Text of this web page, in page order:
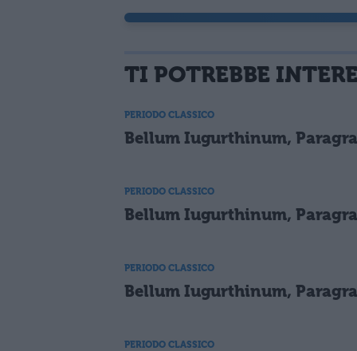
TI POTREBBE
PERIODO CLASSICO
Bellum Iugurthinum,
PERIODO CLASSICO
Bellum Iugurthinum,
PERIODO CLASSICO
Bellum Iugurthinum,
PERIODO CLASSICO